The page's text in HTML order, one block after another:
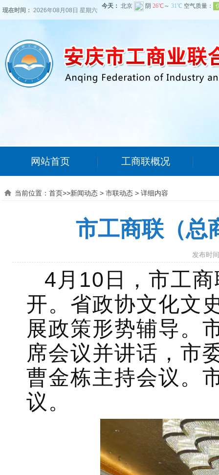
现在时间： 2026年08月08日 星期六
网站首页 工商联概况
当前位置： 首页>>新闻动态 > 市联动态 > 详细内容
市工商联（总
发布时
4月10日，市工
开。省政协文化文
展政策形势辅导。
席会议并讲话，市
曹金栋主持会议。
议。